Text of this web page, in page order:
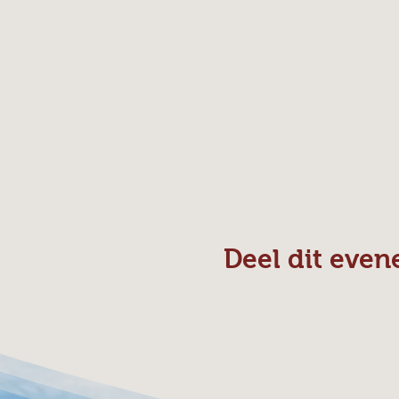
Deel dit